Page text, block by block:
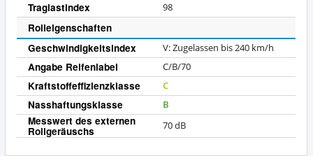
Traglastindex 98
Rolleigenschaften
Geschwindigkeitsindex
V: Zugelassen bis 240 km/h
Angabe Reifenlabel C/B/70
Kraftstoffeffizienzklasse C
Nasshaftungsklasse B
Messwert des externen
Rollgeräuschs 70 dB